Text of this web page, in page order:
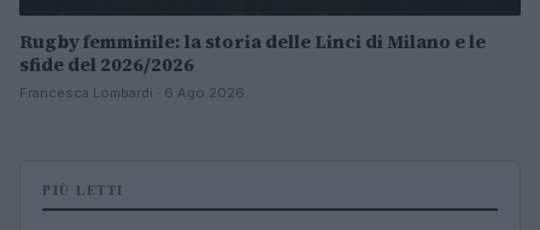
Rugby femminile: la storia delle Linci di Milano e le
sfide del 2026/2026
Francesca Lombardi · 6 Ago 2026
PIÙ LETTI